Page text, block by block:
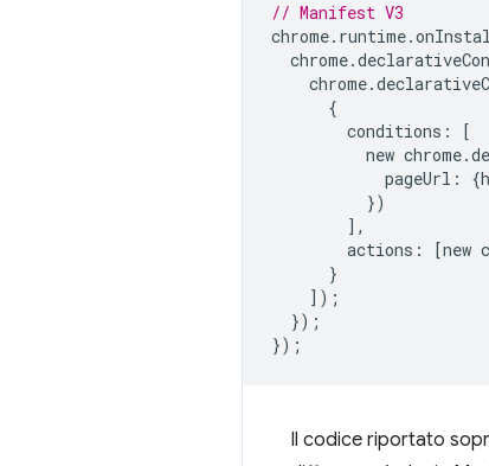
// Manifest V3
chrome. runtime.
chrome.
chrome.
{
conditions :
[
new chrome.
pageUrl : {
})
],
actions : [new
}
]);
});
});
Il codice riportato